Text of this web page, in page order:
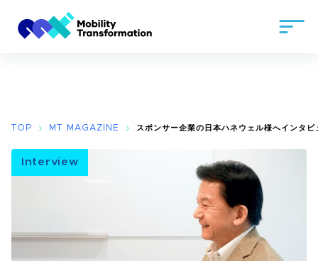
TOP MT MAGAZINE スポンサー企業の日本ハネウェル様へインタビ
Interview